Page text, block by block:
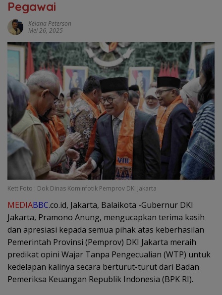
Pegawai
Kelana Peterson
Mei 26, 2025
Kett Foto : Dok Dinas Kominfotik Pemprov DKI Jakarta
MEDIABBC.co.id, Jakarta, Balaikota -Gubernur DKI
Jakarta, Pramono Anung, mengucapkan terima kasih
dan apresiasi kepada semua pihak atas keberhasilan
Pemerintah Provinsi (Pemprov) DKI Jakarta meraih
predikat opini Wajar Tanpa Pengecualian (WTP) untuk
kedelapan kalinya secara berturut-turut dari Badan
Pemeriksa Keuangan Republik Indonesia (BPK RI).